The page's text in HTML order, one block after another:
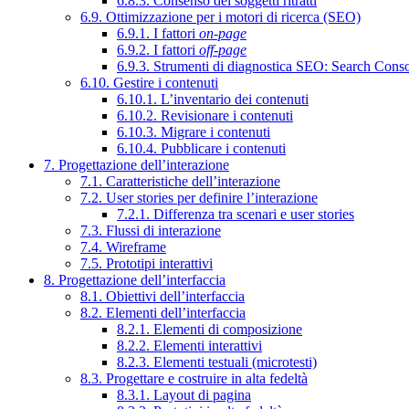
6.9. Ottimizzazione per i motori di ricerca (SEO)
6.9.1. I fattori on-page
6.9.2. I fattori off-page
6.9.3. Strumenti di diagnostica SEO: Search
6.10. Gestire i contenuti
6.10.1. L’inventario dei contenuti
6.10.2. Revisionare i contenuti
6.10.3. Migrare i contenuti
6.10.4. Pubblicare i contenuti
7. Progettazione dell’interazione
7.1. Caratteristiche dell’interazione
7.2. User stories per definire l’interazione
7.2.1. Differenza tra scenari e user stories
7.3. Flussi di interazione
7.4. Wireframe
7.5. Prototipi interattivi
8. Progettazione dell’interfaccia
8.1. Obiettivi dell’interfaccia
8.2. Elementi dell’interfaccia
8.2.1. Elementi di composizione
8.2.2. Elementi interattivi
8.2.3. Elementi testuali (microtesti)
8.3. Progettare e costruire in alta fedeltà
8.3.1. Layout di pagina